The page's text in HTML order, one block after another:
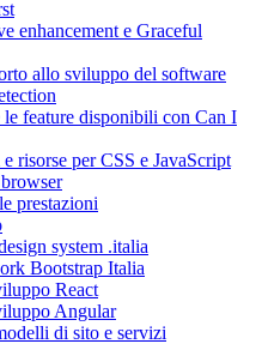
enhancement e Graceful
allo sviluppo del software
feature disponibili con Can I
risorse per CSS e JavaScript
prestazioni
system .italia
Bootstrap Italia
React
Angular
di sito e servizi